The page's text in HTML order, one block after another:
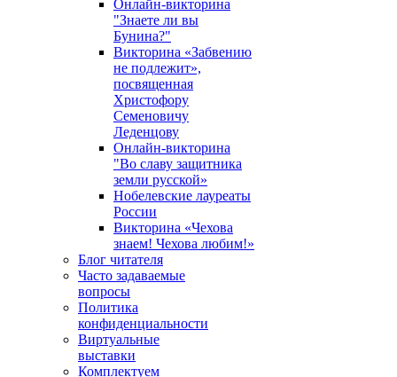
Онлайн-викторина
"Знаете ли вы
Бунина?"
Викторина «Забвению
не подлежит»,
посвященная
Христофору
Семеновичу
Леденцову
Онлайн-викторина
"Во славу защитника
земли русской»
Нобелевские лауреаты
России
Викторина «Чехова
знаем! Чехова любим!»
Блог читателя
Часто задаваемые
вопросы
Политика
конфиденциальности
Виртуальные
выставки
Комплектуем